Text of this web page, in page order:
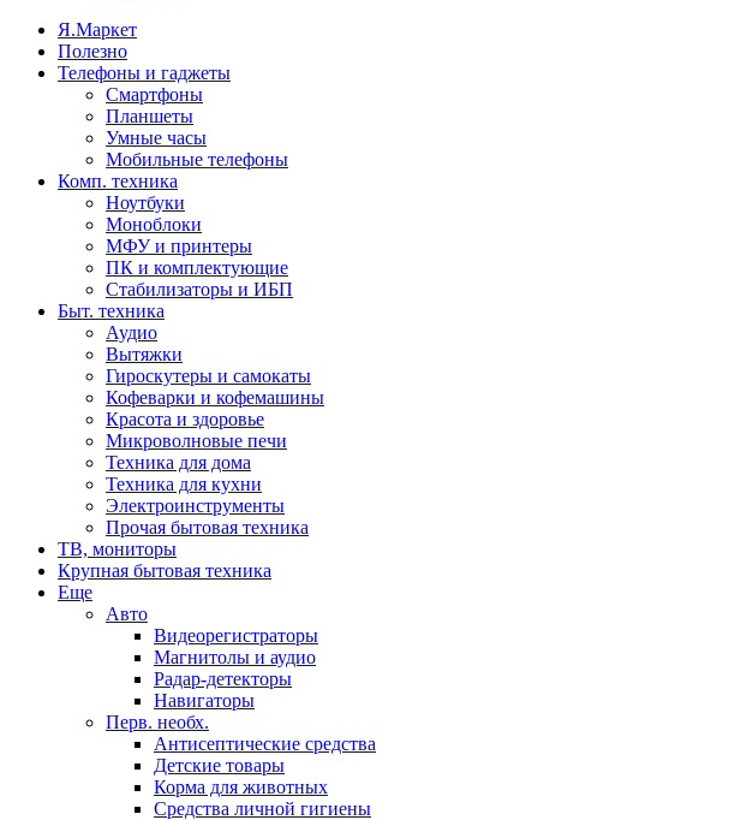
Я.Маркет
Полезно
Телефоны и гаджеты
Смартфоны
Планшеты
Умные часы
Мобильные телефоны
Комп. техника
Ноутбуки
Моноблоки
МФУ и принтеры
ПК и комплектующие
Стабилизаторы и ИБП
Быт. техника
Аудио
Вытяжки
Гироскутеры и самокаты
Кофеварки и кофемашины
Красота и здоровье
Микроволновые печи
Техника для дома
Техника для кухни
Электроинструменты
Прочая бытовая техника
ТВ, мониторы
Крупная бытовая техника
Еще
Авто
Видеорегистраторы
Магнитолы и аудио
Радар-детекторы
Навигаторы
Перв. необх.
Антисептические средства
Детские товары
Корма для животных
Средства личной гигиены